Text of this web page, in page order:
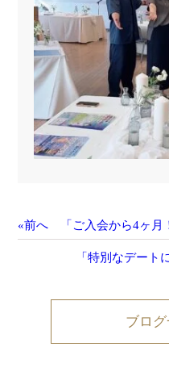
«前へ 「ご入会から4ヶ月
「特別なデー
ブロ